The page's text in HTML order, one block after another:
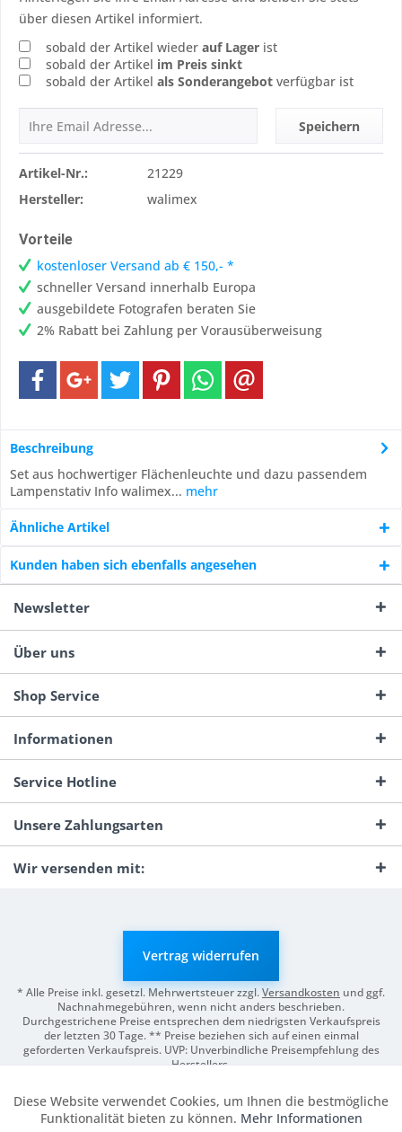
über diesen Artikel informiert.
sobald der Artikel wieder auf Lager ist
sobald der Artikel im Preis sinkt
sobald der Artikel als Sonderangebot verfügbar ist
Speichern
Artikel-Nr.:
21229
Hersteller:
walimex
Vorteile
kostenloser Versand ab € 150,- *
schneller Versand innerhalb Europa
ausgebildete Fotografen beraten Sie
2% Rabatt bei Zahlung per Vorausüberweisung
Beschreibung
Set aus hochwertiger Flächenleuchte und dazu passendem
Lampenstativ Info walimex... mehr
Ähnliche Artikel
Kunden haben sich ebenfalls angesehen
Newsletter
Über uns
Shop Service
Informationen
Service Hotline
Unsere Zahlungsarten
Wir versenden mit:
Vertrag widerrufen
* Alle Preise inkl. gesetzl. Mehrwertsteuer zzgl.Versandkosten und ggf.
Nachnahmegebühren, wenn nicht anders beschrieben.
Durchgestrichene Preise entsprechen dem niedrigsten Verkaufspreis
der letzten 30 Tage. ** Preise beziehen sich auf einen einmal
geforderten Verkaufspreis. UVP: Unverbindliche Preisempfehlung des
Herstellers.
Funktionale Aktiv
Diese Website verwendet Cookies, um Ihnen die bestmögliche
Funktionalität bieten zu können. Mehr Informationen